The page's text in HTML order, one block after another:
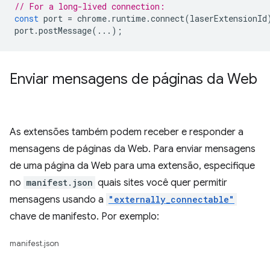
// For a long-lived connection:
const port = chrome. runtime.connect(laserExtensionId
port.postMessage(...);
Enviar mensagens de páginas da Web
As extensões também podem receber e responder a
mensagens de páginas da Web. Para enviar mensagens
de uma página da Web para uma extensão, especifique
no manifest.json quais sites você quer permitir
mensagens usando a "externally_connectable"
chave de manifesto. Por exemplo:
manifest.json